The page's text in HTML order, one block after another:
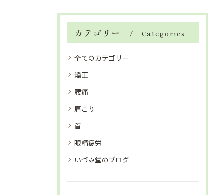
カテゴリー Categories
全てのカテゴリー
矯正
腰痛
肩こり
首
眼精疲労
いづみ堂のブログ